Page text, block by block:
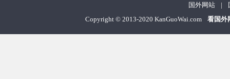
国外网站 |
Copyright© 2013-2020 KanGuoWai.com 看国外